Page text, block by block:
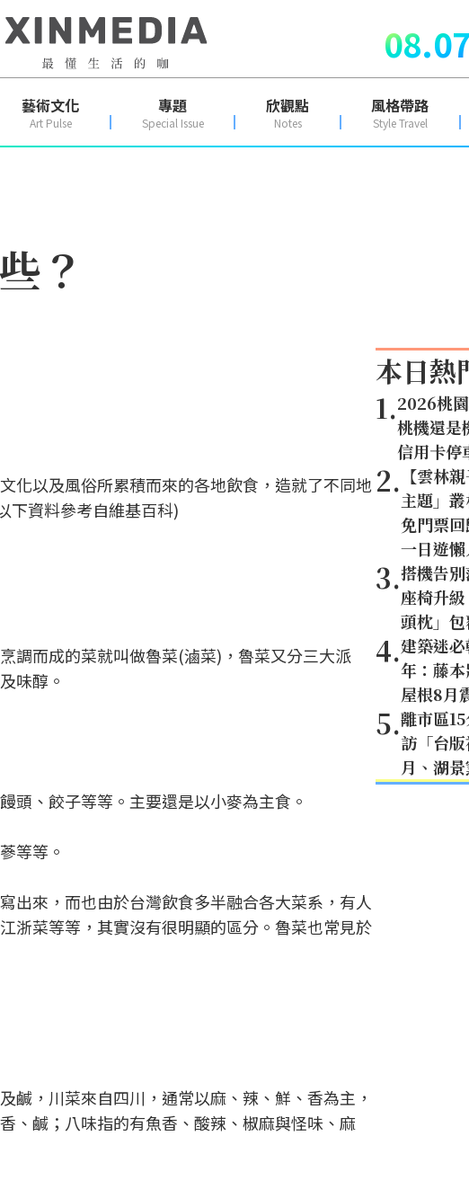
08.07
藝術文化
Art Pulse
專題
Special Issue
欣觀點
Notes
風格帶路
Style Travel
？
化以及風俗所累積而來的各地飲食，造就了不同地
下資料參考自維基百科)
調而成的菜就叫做魯菜(滷菜)，魯菜又分三大派
味醇。
頭、餃子等等。主要還是以小麥為主食。
等等。
出來，而也由於台灣飲食多半融合各大菜系，有人
浙菜等等，其實沒有很明顯的區分。魯菜也常見於
鹹，川菜來自四川，通常以麻、辣、鮮、香為主，
、鹹；八味指的有魚香、酸辣、椒麻與怪味、麻
本日熱
1.2026桃
桃機還是
信用卡停
2. 【雲林
主題」
免門票
一日遊懶
3.搭機告
座椅升
頭枕」
4.建築迷
年：藤
屋根8月
5.離市區
訪「台
月、湖